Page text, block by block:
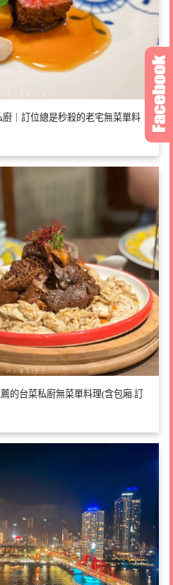
｜訂位總是秒殺的老宅無菜單料
的台菜私廚無菜單料理(含包廂.訂